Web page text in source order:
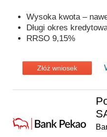
Wysoka kwota –
Długi okres
RRSO 9,15%
Złóż wniosek